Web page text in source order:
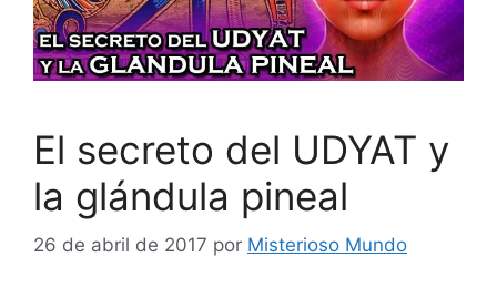
El secreto del UDYAT y
la glándula pineal
26 de abril de 2017 por Misterioso Mundo